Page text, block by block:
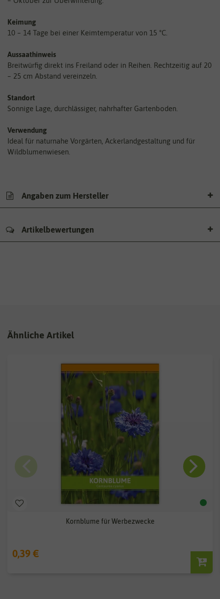
Keimung
10 – 14 Tage bei einer Keimtemperatur von 15 °C.
Aussaathinweis
Breitwürfig direkt ins Freiland oder in Reihen. Rechtzeitig auf 20
– 25 cm Abstand vereinzeln.
Standort
Sonnige Lage, durchlässiger, nahrhafter Gartenboden.
Verwendung
Ideal für naturnahe Vorgärten, Ackerlandgestaltung und für
Wildblumenwiesen.
Angaben zum Hersteller
Artikelbewertungen
Ähnliche Artikel
Kornblume für Werbezwecke
0,39 €